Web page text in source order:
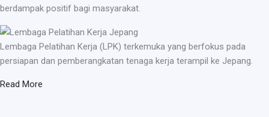
berdampak positif bagi masyarakat.
Lembaga Pelatihan Kerja (LPK) terkemuka yang berfokus pada
persiapan dan pemberangkatan tenaga kerja terampil ke Jepang.
Read More